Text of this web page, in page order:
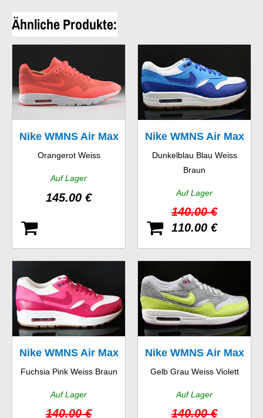
Ähnliche Produkte:
Nike WMNS Air Max
1 Ultra Moire
Orangerot Weiss
Auf Lager
145.00 €
Nike WMNS Air Max
1 Vintage
Dunkelblau Blau Weiss
Braun
Auf Lager
140.00 €
110.00 €
Nike WMNS Air Max
1 Vintage
Fuchsia Pink Weiss Braun
Auf Lager
140.00 €
Nike WMNS Air Max
1 Essential
Gelb Grau Weiss Violett
Auf Lager
140.00 €